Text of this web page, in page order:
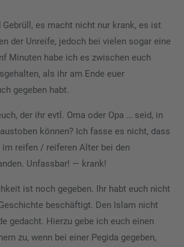
Gebrüll, es macht nicht nur krank, es ist
der Unreife, jedoch bei vielen sogar eine
Minuten habe ich es zwischen euch
als ihr am Ende euer
gegeben habt.
der ihr evtl. Oma oder Opa … seid, in
können? Ich fasse es nicht, dass
im reifen / reiferen Alter bei den
Unfassbar! — krank!
ist noch gegeben. Ihr habt euch nicht
beschäftigt. Den Islam nicht
gedacht. Hierzu gebe ich euch einen
zu, wenn bei einer Pegida gegeben,